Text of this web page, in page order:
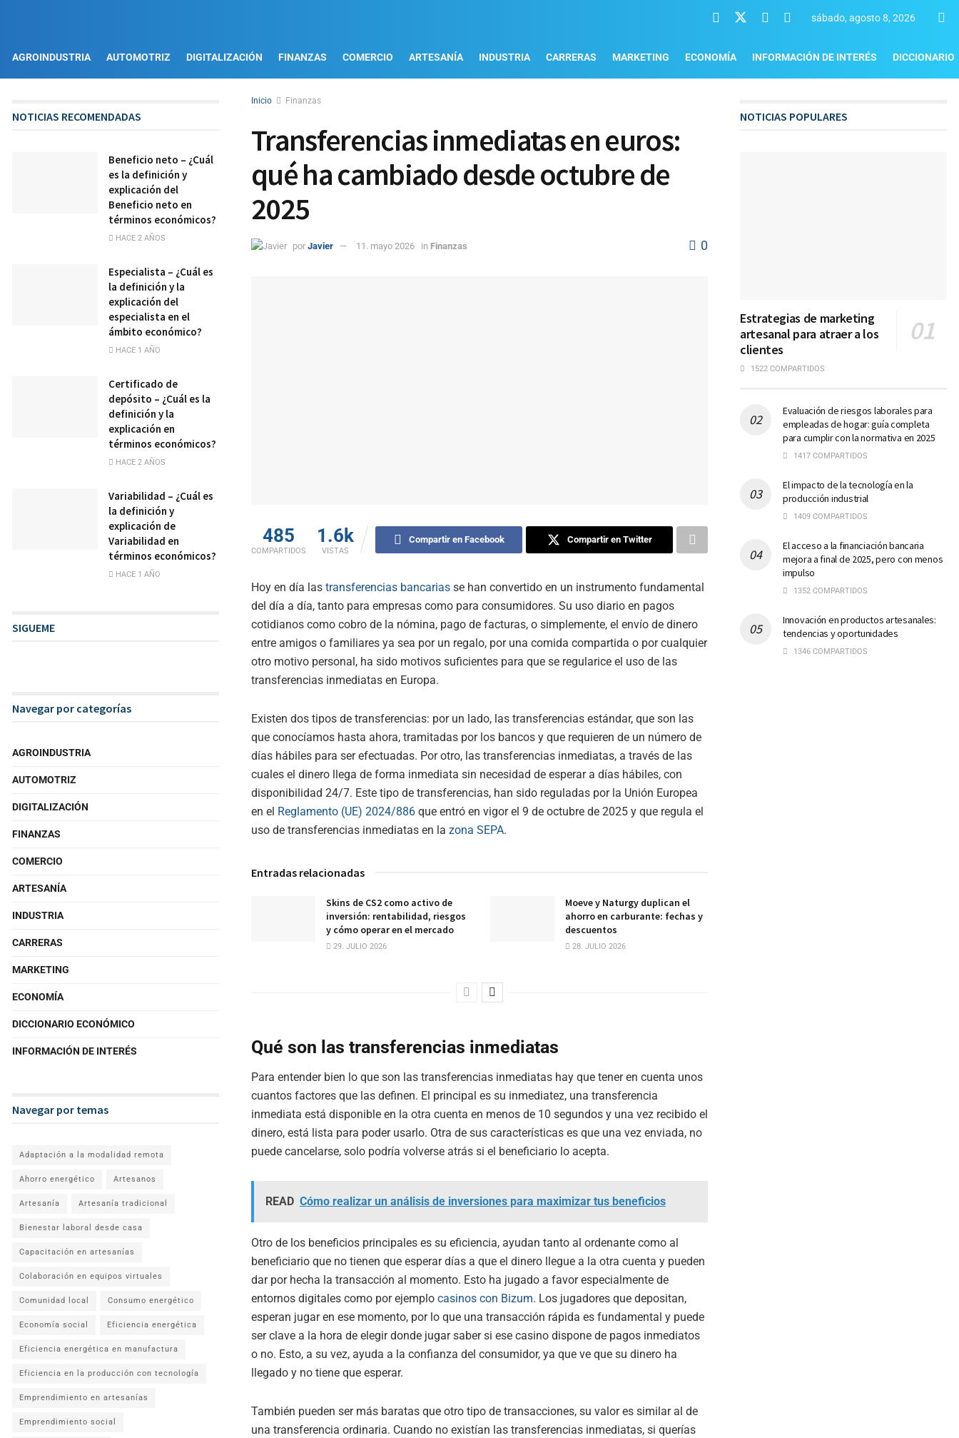
sábado, agosto 8, 2026
AGROINDUSTRIA AUTOMOTRIZ DIGITALIZACIÓN FINANZAS COMERCIO ARTESANÍA INDUSTRIA CARRERAS MARKETING ECONOMÍA INFORMACIÓN DE INTERÉS DICCIONARIO
Inicio Finanzas
Transferencias inmediatas en euros:
qué ha cambiado desde octubre de
2025
por Javier 11. mayo 2026 in Finanzas 0
485
COMPARTIDOS
1.6k
VISTAS
Compartir en Facebook Compartir en Twitter
Hoy en día las transferencias bancarias se han convertido en un instrumento fundamental
del día a día, tanto para empresas como para consumidores. Su uso diario en pagos
cotidianos como cobro de la nómina, pago de facturas, o simplemente, el envío de dinero
entre amigos o familiares ya sea por un regalo, por una comida compartida o por cualquier
otro motivo personal, ha sido motivos suficientes para que se regularice el uso de las
transferencias inmediatas en Europa.
Existen dos tipos de transferencias: por un lado, las transferencias estándar, que son las
que conocíamos hasta ahora, tramitadas por los bancos y que requieren de un número de
días hábiles para ser efectuadas. Por otro, las transferencias inmediatas, a través de las
cuales el dinero llega de forma inmediata sin necesidad de esperar a días hábiles, con
disponibilidad 24/7. Este tipo de transferencias, han sido reguladas por la Unión Europea
en el Reglamento (UE) 2024/886 que entró en vigor el 9 de octubre de 2025 y que regula el
uso de transferencias inmediatas en la zona SEPA.
Entradas relacionadas
Skins de CS2 como activo de
inversión: rentabilidad, riesgos
y cómo operar en el mercado
29. JULIO 2026
Moeve y Naturgy duplican el
ahorro en carburante: fechas y
descuentos
28. JULIO 2026
Qué son las transferencias inmediatas
Para entender bien lo que son las transferencias inmediatas hay que tener en cuenta unos
cuantos factores que las definen. El principal es su inmediatez, una transferencia
inmediata está disponible en la otra cuenta en menos de 10 segundos y una vez recibido el
dinero, está lista para poder usarlo. Otra de sus características es que una vez enviada, no
puede cancelarse, solo podría volverse atrás si el beneficiario lo acepta.
READ Cómo realizar un análisis de inversiones para maximizar tus beneficios
Otro de los beneficios principales es su eficiencia, ayudan tanto al ordenante como al
beneficiario que no tienen que esperar días a que el dinero llegue a la otra cuenta y pueden
dar por hecha la transacción al momento. Esto ha jugado a favor especialmente de
entornos digitales como por ejemplo casinos con Bizum. Los jugadores que depositan,
esperan jugar en ese momento, por lo que una transacción rápida es fundamental y puede
ser clave a la hora de elegir donde jugar saber si ese casino dispone de pagos inmediatos
o no. Esto, a su vez, ayuda a la confianza del consumidor, ya que ve que su dinero ha
llegado y no tiene que esperar.
También pueden ser más baratas que otro tipo de transacciones, su valor es similar al de
una transferencia ordinaria. Cuando no existían las transferencias inmediatas, si querías
NOTICIAS RECOMENDADAS
Beneficio neto – ¿Cuál
es la definición y
explicación del
Beneficio neto en
términos económicos?
HACE 2 AÑOS
Especialista – ¿Cuál es
la definición y la
explicación del
especialista en el
ámbito económico?
HACE 1 AÑO
Certificado de
depósito – ¿Cuál es la
definición y la
explicación en
términos económicos?
HACE 2 AÑOS
Variabilidad – ¿Cuál es
la definición y
explicación de
Variabilidad en
términos económicos?
HACE 1 AÑO
SIGUEME
Navegar por categorías
AGROINDUSTRIA
AUTOMOTRIZ
DIGITALIZACIÓN
FINANZAS
COMERCIO
ARTESANÍA
INDUSTRIA
CARRERAS
MARKETING
ECONOMÍA
DICCIONARIO ECONÓMICO
INFORMACIÓN DE INTERÉS
Navegar por temas
Adaptación a la modalidad remota
Ahorro energético Artesanos
Artesanía Artesanía tradicional
Bienestar laboral desde casa
Capacitación en artesanías
Colaboración en equipos virtuales
Comunidad local Consumo energético
Economía social Eficiencia energética
Eficiencia energética en manufactura
Eficiencia en la producción con tecnología
Emprendimiento en artesanías
Emprendimiento social
NOTICIAS POPULARES
Estrategias de marketing
artesanal para atraer a los
clientes
1522 COMPARTIDOS
Evaluación de riesgos laborales para
empleadas de hogar: guía completa
para cumplir con la normativa en 2025
1417 COMPARTIDOS
El impacto de la tecnología en la
producción industrial
1409 COMPARTIDOS
El acceso a la financiación bancaria
mejora a final de 2025, pero con menos
impulso
1352 COMPARTIDOS
Innovación en productos artesanales:
tendencias y oportunidades
1346 COMPARTIDOS